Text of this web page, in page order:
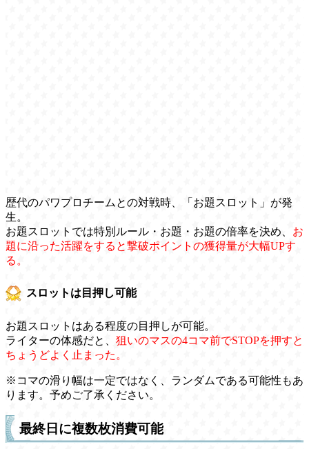
歴代のパワプロチームとの対戦時、「お題スロット」が発
生。
お題スロットでは特別ルール・お題・お題の倍率を決め、 お
題に沿った活躍をすると撃破ポイントの獲得量が大幅UPす
る。
スロットは目押し可能
お題スロットはある程度の目押しが可能。
ライターの体感だと、 狙いのマスの4コマ前でSTOPを押すと
ちょうどよく止まった。
※コマの滑り幅は一定ではなく、ランダムである可能性もあ
ります。予めご了承ください。
最終日に複数枚消費可能